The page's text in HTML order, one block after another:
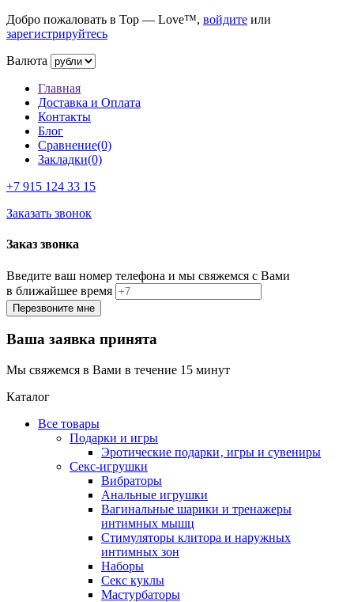
Добро пожаловать в Top — Love™, войдите или
зарегистрируйтесь
Валюта
Главная
Доставка и Оплата
Контакты
Блог
Сравнение(0)
Закладки(0)
+7 915 124 33 15
Заказать звонок
Заказ звонка
Введите ваш номер телефона и мы свяжемся с Вами
в ближайшее время
Ваша заявка принята
Мы свяжемся в Вами в течение 15 минут
Каталог
Все товары
Подарки и игры
Эротические подарки‚ игры и сувениры
Секс-игрушки
Вибраторы
Анальные игрушки
Вагинальные шарики и тренажеры
интимных мышц
Стимуляторы клитора и наружных
интимных зон
Наборы
Секс куклы
Мастурбаторы